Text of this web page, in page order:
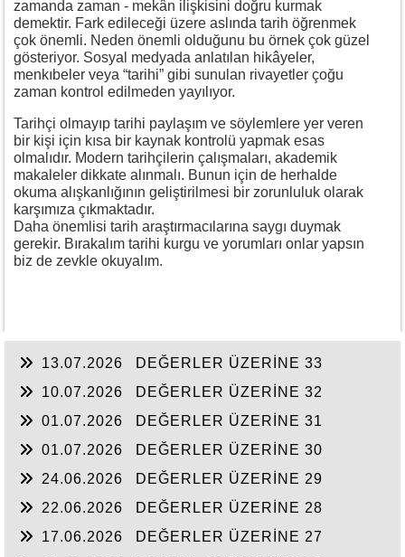
zamanda zaman - mekân ilişkisini doğru kurmak
demektir. Fark edileceği üzere aslında tarih öğrenmek
çok önemli. Neden önemli olduğunu bu örnek çok güzel
gösteriyor. Sosyal medyada anlatılan hikâyeler,
menkıbeler veya “tarihi” gibi sunulan rivayetler çoğu
zaman kontrol edilmeden yayılıyor.
Tarihçi olmayıp tarihi paylaşım ve söylemlere yer veren
bir kişi için kısa bir kaynak kontrolü yapmak esas
olmalıdır. Modern tarihçilerin çalışmaları, akademik
makaleler dikkate alınmalı. Bunun için de herhalde
okuma alışkanlığının geliştirilmesi bir zorunluluk olarak
karşımıza çıkmaktadır.
Daha önemlisi tarih araştırmacılarına saygı duymak
gerekir. Bırakalım tarihi kurgu ve yorumları onlar yapsın
biz de zevkle okuyalım.
13.07.2026
DEĞERLER ÜZERİNE 33
10.07.2026
DEĞERLER ÜZERİNE 32
01.07.2026
DEĞERLER ÜZERİNE 31
01.07.2026
DEĞERLER ÜZERİNE 30
24.06.2026
DEĞERLER ÜZERİNE 29
22.06.2026
DEĞERLER ÜZERİNE 28
17.06.2026
DEĞERLER ÜZERİNE 27